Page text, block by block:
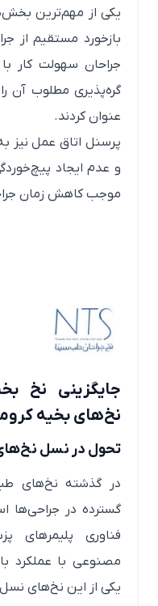
یکی از مهم‌ترین
بازخورد مستقیم از
جراحان سهولت کار با
گره‌پذیری مطلوب آن را
عنوان کردند.
پرسنل اتاق عمل نیز
و عدم ایجاد
موجب کاهش زمان
جایگزینی نخ
نخ‌های بخیه
تحول در نسل نخ‌های
در گذشته نخ‌های
گسترده در جراحی‌ها
فناوری پلیمرهای
مصنوعی با عملکرد
یکی از این نخ‌های نسل